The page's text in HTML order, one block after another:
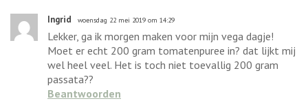
Ingrid woensdag 22 mei 2019 om 14:29
Lekker, ga ik morgen maken voor mijn vega dagje!
Moet er echt 200 gram tomatenpuree in? dat lijkt mij
wel heel veel. Het is toch niet toevallig 200 gram
passata??
Beantwoorden